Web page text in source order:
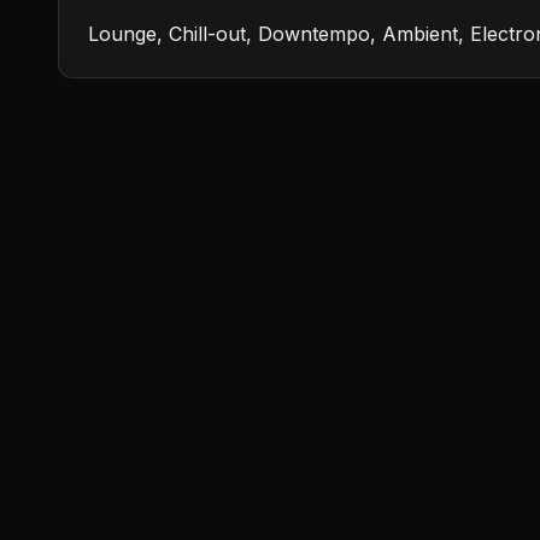
Lounge, Chill-out, Downtempo, Ambient,